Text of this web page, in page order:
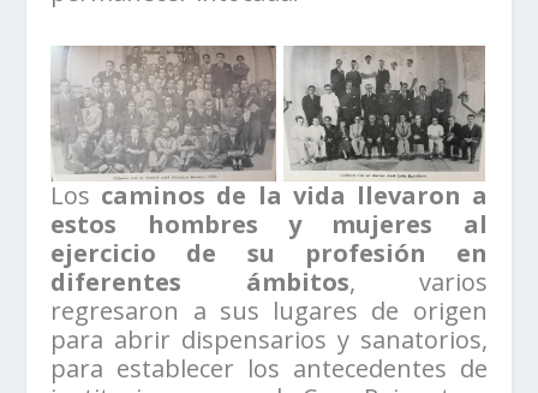
Los caminos de la vida llevaron a
estos hombres y mujeres al
ejercicio de su profesión en
diferentes ámbitos, varios
regresaron a sus lugares de origen
para abrir dispensarios y sanatorios,
para establecer los antecedentes de